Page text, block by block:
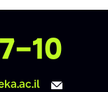
צרו
10